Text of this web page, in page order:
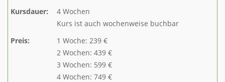
Kursdauer:
4 Wochen
Kurs ist auch wochenweise buchbar
Preis:
1 Woche: 239 €
2 Wochen: 439 €
3 Wochen: 599 €
4 Wochen: 749 €